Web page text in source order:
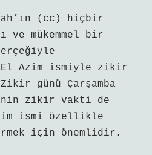
(cc) hiçbir
ve mükemmel bir
El Azim ismiyle zikir
günü Çarşamba
zikir vakti de
ismi özellikle
için önemlidir.